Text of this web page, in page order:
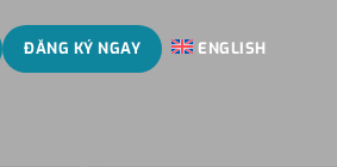
ĐĂNG KÝ NGAY ENGLISH